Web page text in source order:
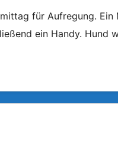
für Aufregung. Ein
ein Handy. Hund